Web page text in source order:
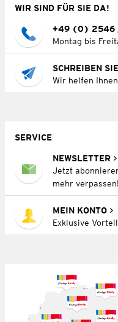
WIR SIND FÜR SIE DA!
+49 (0) 2546
Montag bis
SCHREIBEN
Wir helfen
SERVICE
NEWSLETTER
Jetzt
mehr verpassen!
MEIN KONTO
Exklusive